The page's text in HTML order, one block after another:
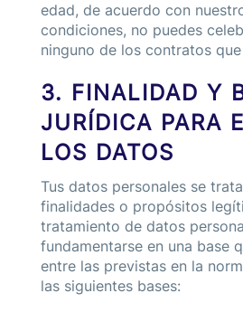
edad, de acuerdo con
condiciones, no puedes
ninguno de los contratos
3. FINALIDAD Y
JURÍDICA PARA
LOS DATOS
Tus datos personales se
finalidades o propósitos
tratamiento de datos
fundamentarse en una base
entre las previstas en la
las siguientes bases: